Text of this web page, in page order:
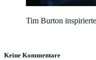
Tim Burton
Keine Kommentare